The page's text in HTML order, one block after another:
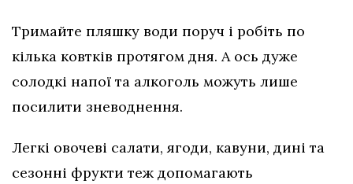
Тримайте пляшку води поруч і робіть по
кілька ковтків протягом дня. А ось дуже
солодкі напої та алкоголь можуть лише
посилити зневоднення.
Легкі овочеві салати, ягоди, кавуни, дині та
сезонні фрукти теж допомагають